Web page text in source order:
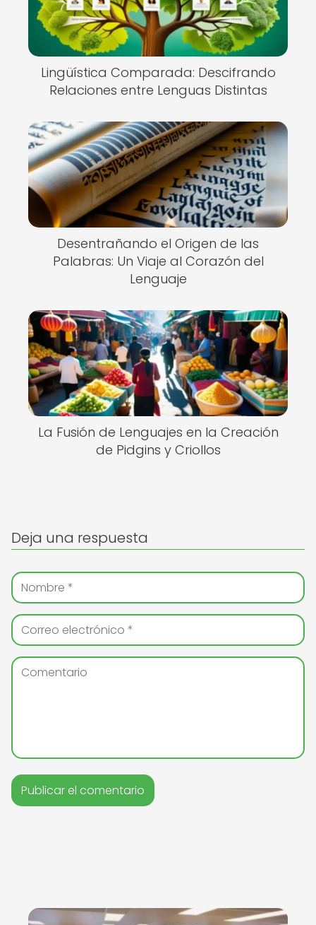
Lingüística Comparada: Descifrando
Relaciones entre Lenguas Distintas
Desentrañando el Origen de las
Palabras: Un Viaje al Corazón del
Lenguaje
La Fusión de Lenguajes en la Creación
de Pidgins y Criollos
Deja una respuesta